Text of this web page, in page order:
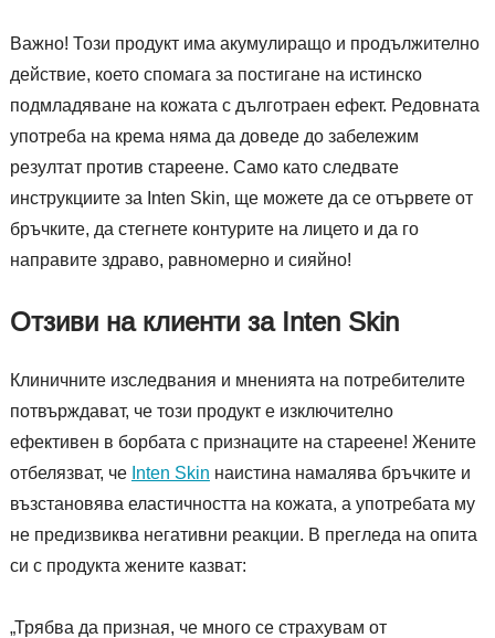
Важно! Този продукт има акумулиращо и продължително
действие, което спомага за постигане на истинско
подмладяване на кожата с дълготраен ефект. Редовната
употреба на крема няма да доведе до забележим
резултат против стареене. Само като следвате
инструкциите за Inten Skin, ще можете да се отървете от
бръчките, да стегнете контурите на лицето и да го
направите здраво, равномерно и сияйно!
Отзиви на клиенти за Inten Skin
Клиничните изследвания и мненията на потребителите
потвърждават, че този продукт е изключително
ефективен в борбата с признаците на стареене! Жените
отбелязват, че Inten Skin наистина намалява бръчките и
възстановява еластичността на кожата, а употребата му
не предизвиква негативни реакции. В прегледа на опита
си с продукта жените казват:
„Трябва да призная, че много се страхувам от